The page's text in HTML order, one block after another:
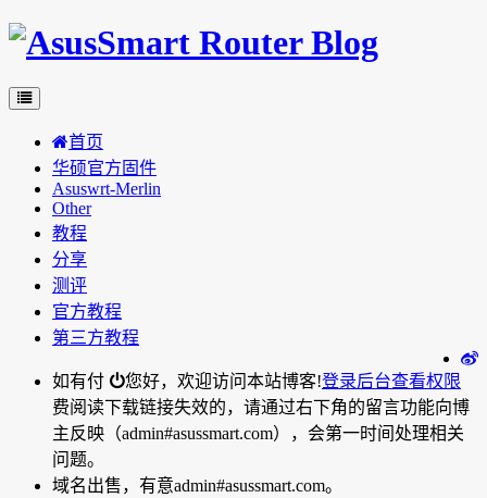
首页
华硕官方固件
Asuswrt-Merlin
Other
教程
分享
测评
官方教程
第三方教程
您好，欢迎访问本站博客!登录后台查看权限
如有付
费阅读下载链接失效的，请通过右下角的留言功能向博
主反映（admin#asussmart.com），会第一时间处理相关
问题。
域名出售，有意admin#asussmart.com。